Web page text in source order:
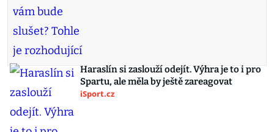
Haraslín si zaslouží odejít. Výhra je to i pro
Spartu, ale měla by ještě zareagovat
iSport.cz